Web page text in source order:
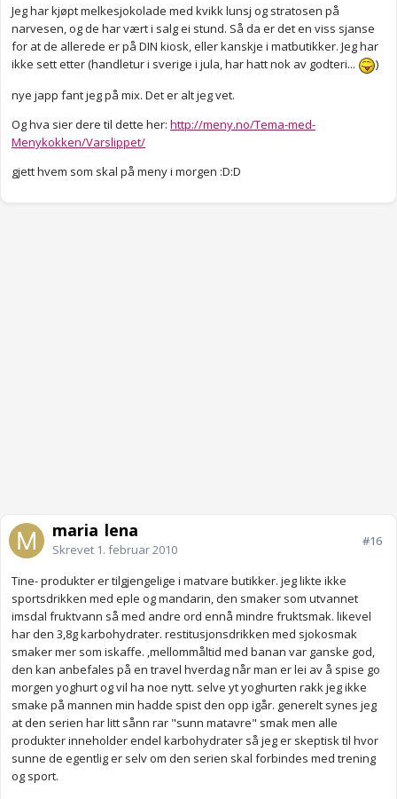
Jeg har kjøpt melkesjokolade med kvikk lunsj og stratosen på
narvesen, og de har vært i salg ei stund. Så da er det en viss sjanse
for at de allerede er på DIN kiosk, eller kanskje i matbutikker. Jeg har
ikke sett etter (handletur i sverige i jula, har hatt nok av godteri...
)
nye japp fant jeg på mix. Det er alt jeg vet.
Og hva sier dere til dette her: http://meny.no/Tema-med-
Menykokken/Varslippet/
gjett hvem som skal på meny i morgen :D:D
maria_lena
Skrevet 1. februar 2010
#16
Tine- produkter er tilgjengelige i matvare butikker. jeg likte ikke
sportsdrikken med eple og mandarin, den smaker som utvannet
imsdal fruktvann så med andre ord ennå mindre fruktsmak. likevel
har den 3,8g karbohydrater. restitusjonsdrikken med sjokosmak
smaker mer som iskaffe. ,mellommåltid med banan var ganske god,
den kan anbefales på en travel hverdag når man er lei av å spise go
morgen yoghurt og vil ha noe nytt. selve yt yoghurten rakk jeg ikke
smake på mannen min hadde spist den opp igår. generelt synes jeg
at den serien har litt sånn rar "sunn matavre" smak men alle
produkter inneholder endel karbohydrater så jeg er skeptisk til hvor
sunne de egentlig er selv om den serien skal forbindes med trening
og sport.